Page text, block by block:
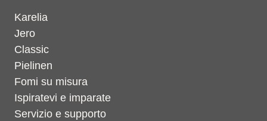
Karelia
Jero
Classic
Pielinen
Fomi su misura
Ispiratevi e imparate
Servizio e supporto